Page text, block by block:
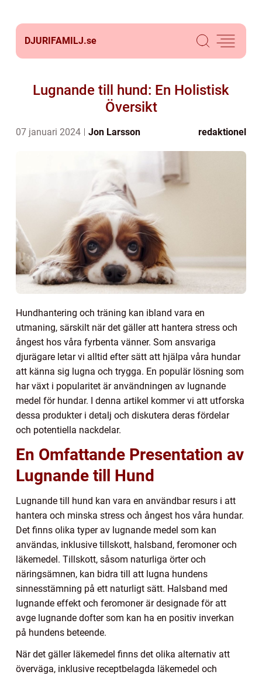
DJURIFAMILJ.se
Lugnande till hund: En Holistisk
Översikt
07 januari 2024 Jon Larsson redaktionel
Hundhantering och träning kan ibland vara en
utmaning, särskilt när det gäller att hantera stress och
ångest hos våra fyrbenta vänner. Som ansvariga
djurägare letar vi alltid efter sätt att hjälpa våra hundar
att känna sig lugna och trygga. En populär lösning som
har växt i popularitet är användningen av lugnande
medel för hundar. I denna artikel kommer vi att utforska
dessa produkter i detalj och diskutera deras fördelar
och potentiella nackdelar.
En Omfattande Presentation av
Lugnande till Hund
Lugnande till hund kan vara en användbar resurs i att
hantera och minska stress och ångest hos våra hundar.
Det finns olika typer av lugnande medel som kan
användas, inklusive tillskott, halsband, feromoner och
läkemedel. Tillskott, såsom naturliga örter och
näringsämnen, kan bidra till att lugna hundens
sinnesstämning på ett naturligt sätt. Halsband med
lugnande effekt och feromoner är designade för att
avge lugnande dofter som kan ha en positiv inverkan
på hundens beteende.
När det gäller läkemedel finns det olika alternativ att
överväga, inklusive receptbelagda läkemedel och